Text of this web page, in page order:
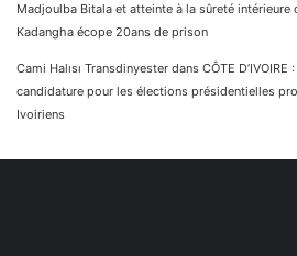
Madjoulba Bitala et atteinte à la sûreté intérieure
Kadangha écope 20ans de prison
Cami Halısı Transdinyester dans CÔTE
candidature pour les élections présidentielles
Ivoiriens